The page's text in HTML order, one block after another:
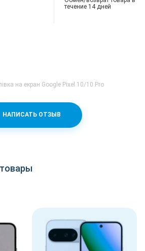
течение 14 дней
на екран Google Pixel 10/10 Pro
НАПИСАТЬ ОТЗЫВ